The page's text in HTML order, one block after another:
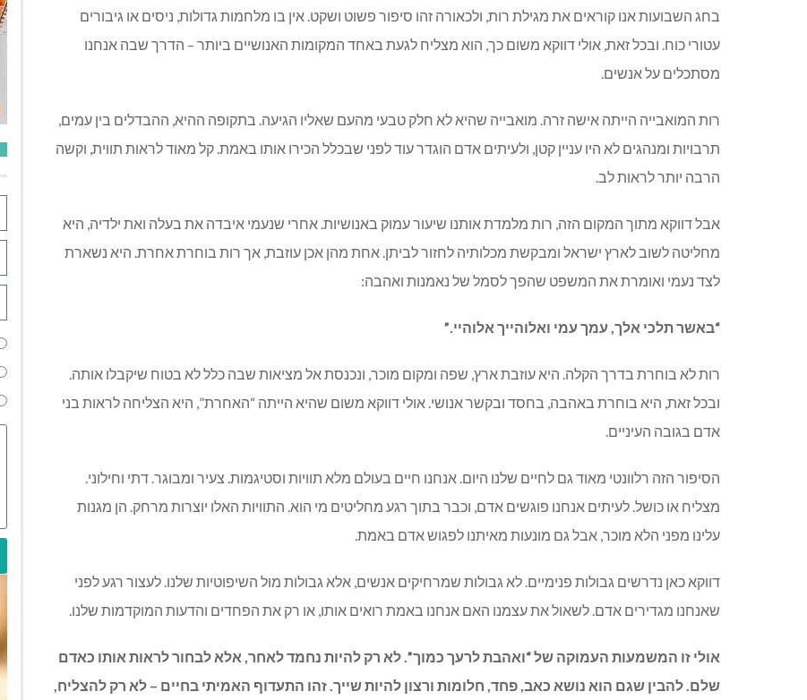
בחג השבועות אנו קוראים את מגילת רות, ולכאורה זהו סיפור פשוט ושקט. אין בו מלחמות גדולות, ניסים או גיבורים
עטורי כוח. ובכל זאת, אולי דווקא משום כך, הוא מצליח לגעת באחד המקומות האנושיים ביותר – הדרך שבה אנחנו
מסתכלים על אנשים.
רות המואבייה הייתה אישה זרה. מואבייה שהיא לא חלק טבעי מהעם שאליו הגיעה. בתקופה ההיא, ההבדלים בין עמים,
תרבויות ומנהגים לא היו עניין קטן, ולעיתים אדם הוגדר עוד לפני שבכלל הכירו אותו באמת. קל מאוד לראות תווית, וקשה
הרבה יותר לראות לב.
אבל דווקא מתוך המקום הזה, רות מלמדת אותנו שיעור עמוק באנושיות. אחרי שנעמי איבדה את בעלה ואת ילדיה, היא
מחליטה לשוב לארץ ישראל ומבקשת מכלותיה לחזור לביתן. אחת מהן אכן עוזבת, אך רות בוחרת אחרת. היא נשארת
לצד נעמי ואומרת את המשפט שהפך לסמל של נאמנות ואהבה:
“באשר תלכי אלך, עמך עמי ואלוהייך אלוהיי.”
רות לא בוחרת בדרך הקלה. היא עוזבת ארץ, שפה ומקום מוכר, ונכנסת אל מציאות שבה כלל לא בטוח שיקבלו אותה.
ובכל זאת, היא בוחרת באהבה, בחסד ובקשר אנושי. אולי דווקא משום שהיא הייתה “האחרת”, היא הצליחה לראות בני
אדם בגובה העיניים.
הסיפור הזה רלוונטי מאוד גם לחיים שלנו היום. אנחנו חיים בעולם מלא תוויות וסטיגמות. צעיר ומבוגר. דתי וחילוני.
מצליח או כושל. לעיתים אנחנו פוגשים אדם, וכבר בתוך רגע מחליטים מי הוא. התוויות האלו יוצרות מרחק. הן מגנות
עלינו מפני הלא מוכר, אבל גם מונעות מאיתנו לפגוש אדם באמת.
דווקא כאן נדרשים גבולות פנימיים. לא גבולות שמרחיקים אנשים, אלא גבולות מול השיפוטיות שלנו. לעצור רגע לפני
שאנחנו מגדירים אדם. לשאול את עצמנו האם אנחנו באמת רואים אותו, או רק את הפחדים והדעות המוקדמות שלנו.
אולי זו המשמעות העמוקה של “ואהבת לרעך כמוך”. לא רק להיות נחמד לאחר, אלא לבחור לראות אותו כאדם
שלם. להבין שגם הוא נושא כאב, פחד, חלומות ורצון להיות שייך. זהו התעדוף האמיתי בחיים – לא רק להצליח,